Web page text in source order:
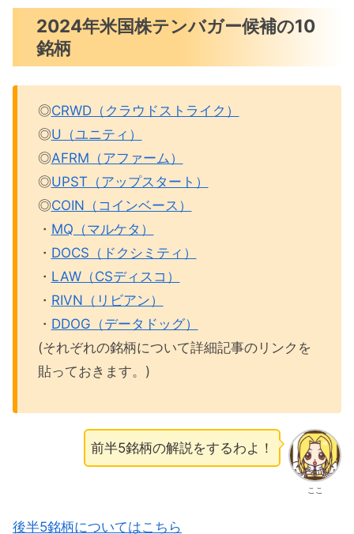
2024年10月テンバガー候補のパフォーマン
スまとめ
2024年米国株テンバガー候補の10
銘柄
◎CRWD（クラウドストライク）
◎U（ユニティ）
◎AFRM（アファーム）
◎UPST（アップスタート）
◎COIN（コインベース）
・ MQ（マルケタ）
・ DOCS（ドクシミティ）
・ LAW（CSディスコ）
・ RIVN（リビアン）
・ DDOG（データドッグ）
(それぞれの銘柄について詳細記事のリンクを
貼っておきます。)
ここ
前半5銘柄の解説をするわよ！
後半5銘柄についてはこちら